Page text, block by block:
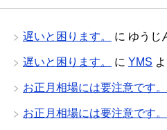
遅いと困ります。 に ゆうじ
遅いと困ります。 に YMS
お正月相場には要注意です。
お正月相場には要注意です。